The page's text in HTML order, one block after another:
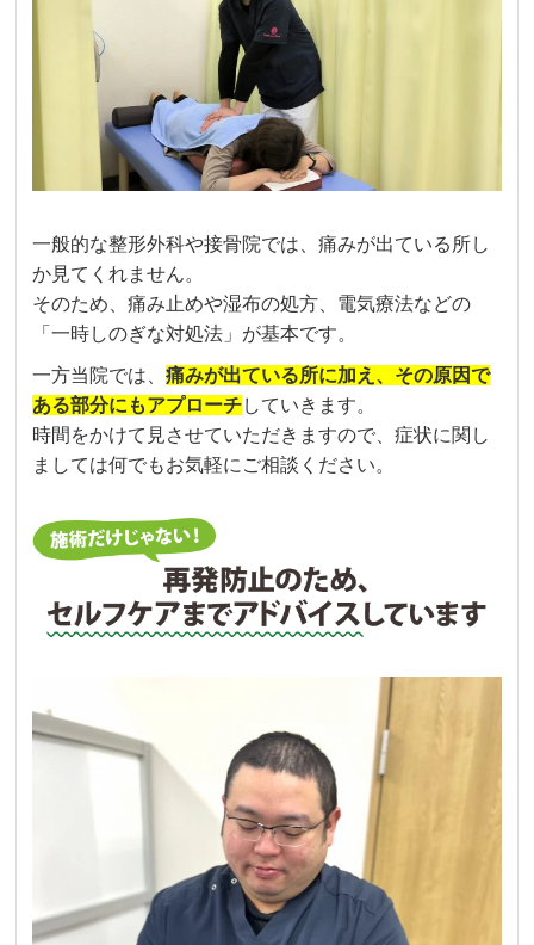
一般的な整形外科や接骨院では、痛みが出ている所し
か見てくれません。
そのため、痛み止めや湿布の処方、電気療法などの
「一時しのぎな対処法」が基本です。
一方当院では、痛みが出ている所に加え、その原因で
ある部分にもアプローチしていきます。
時間をかけて見させていただきますので、症状に関し
ましては何でもお気軽にご相談ください。